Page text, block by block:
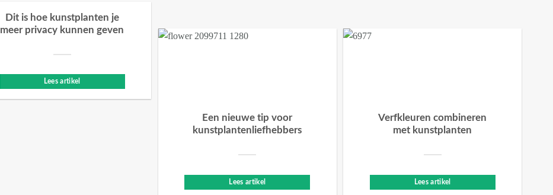
Dit is hoe kunstplanten je
meer privacy kunnen geven
Lees artikel
Een nieuwe tip voor
kunstplantenliefhebbers
Lees artikel
Verfkleuren combineren
met kunstplanten
Lees artikel